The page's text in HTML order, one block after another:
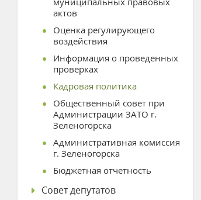
актов
Оценка регулирующего
воздействия
Информация о проведенных
проверках
Кадровая политика
Общественный совет при
Администрации ЗАТО г.
Зеленогорска
Административная комиссия
г. Зеленогорска
Бюджетная отчетность
Совет депутатов